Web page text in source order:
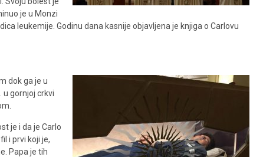
je u Monzi
leukemije. Godinu dana kasnije objavljena je knjiga o Carlovu
dok ga je u
u gornjoj crkvi
je i da je Carlo
i prvi koji je,
Papa je tih